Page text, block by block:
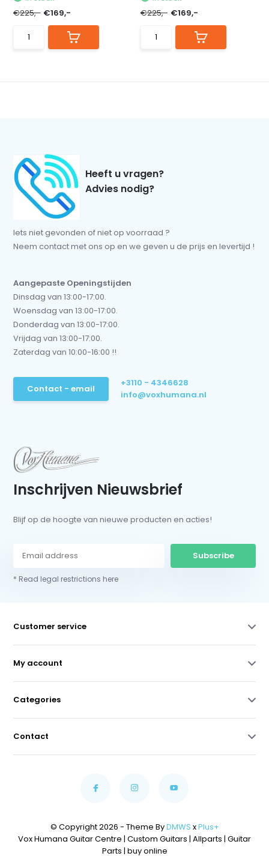
€225,- €169,-
€225,- €169,-
Heeft u vragen?
Advies nodig?
Iets niet gevonden of niet op voorraad ?
Neem contact met ons op en we geven u de prijs en levertijd !
Aangepaste Openingstijden
Dinsdag van 13:00-17:00.
Woensdag van 13:00-17:00.
Donderdag van 13:00-17:00.
Vrijdag van 13:00-17:00.
Zaterdag van 10:00-16:00 !!
Contact - email
+3110 - 4346628
info@voxhumana.nl
Inschrijven Nieuwsbrief
Blijf op de hoogte van nieuwe producten en acties!
Subscribe
* Read legal restrictions here
Customer service
My account
Categories
Contact
© Copyright 2026 - Theme ByDMWS xPlus+
Vox Humana Guitar Centre | Custom Guitars | Allparts | Guitar
Parts | buy online